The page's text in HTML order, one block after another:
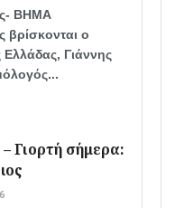
ΒΗΜΑ
ο
Γιάννης
Γιορτή σήμερα: